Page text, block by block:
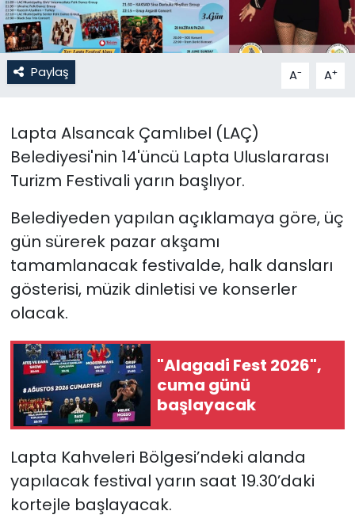
Paylaş A- A+
Lapta Alsancak Çamlıbel (LAÇ)
Belediyesi'nin 14'üncü Lapta Uluslararası
Turizm Festivali yarın başlıyor.
Belediyeden yapılan açıklamaya göre, üç
gün sürerek pazar akşamı
tamamlanacak festivalde,halk dansları
gösterisi, müzik dinletisi ve konserler
olacak.
"Alagadi Fest 2026",
cuma günü
başlayacak
Lapta Kahveleri Bölgesi’ndeki alanda
yapılacak festival yarın saat 19.30’daki
kortejle başlayacak.
Magazin
Moda
Otomobil Dünyası
Politika
SAĞLIK
Spor
Teknoloji
TÜRKiYE
Video Galeri
YAŞAM
Yazarlar